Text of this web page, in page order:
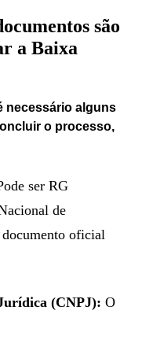
são
a Baixa
necessário alguns
o processo,
ser RG
de
oficial
(CNPJ): O